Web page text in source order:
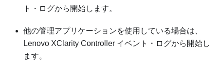
ト・ログから開始します。
他の管理アプリケーションを使用している場合は、
Lenovo XClarity Controller イベント・ログから開始し
ます。